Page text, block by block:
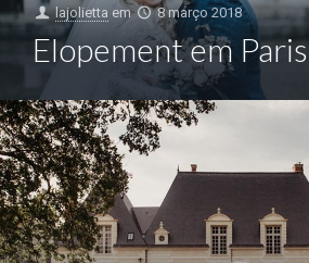
lajolietta em 8 março 2018
Elopement em Paris